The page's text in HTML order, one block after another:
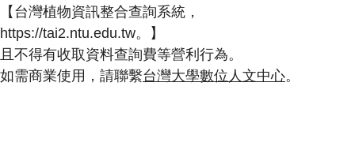
【台灣植物資訊整合查詢系統，
https://tai2.ntu.edu.tw。】
且不得有收取資料查詢費等營利行為。
如需商業使用，請聯繫台灣大學數位人文中心。